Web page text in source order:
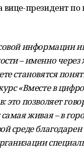
вице-президент
информации
– именно
становятся
«Вместе в
это позволяет
самая живая – в
среде